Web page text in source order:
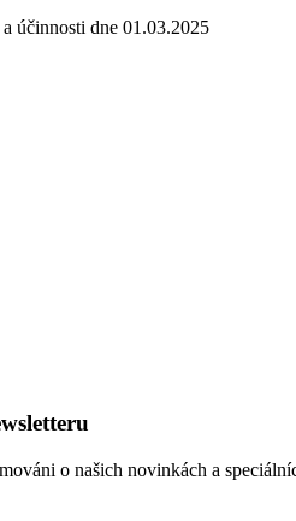
účinnosti dne 01.03.2025
o našich novinkách a